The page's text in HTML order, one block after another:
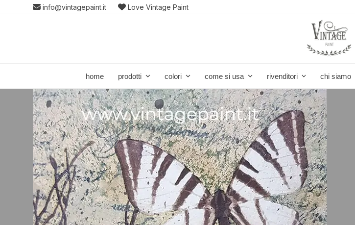
info@vintagepaint.it Love Vintage Paint
home prodotti colori come si usa rivenditori chi siamo